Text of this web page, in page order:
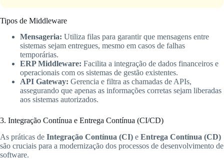
Tipos de Middleware
Mensageria: Utiliza filas para garantir que mensagens entre
sistemas sejam entregues, mesmo em casos de falhas
temporárias.
ERP Middleware: Facilita a integração de dados financeiros e
operacionais com os sistemas de gestão existentes.
API Gateway: Gerencia e filtra as chamadas de APIs,
assegurando que apenas as informações corretas sejam liberadas
aos sistemas autorizados.
3. Integração Contínua e Entrega Contínua (CI/CD)
As práticas de Integração Contínua (CI) e Entrega Contínua (CD)
são cruciais para a modernização dos processos de desenvolvimento de
software.